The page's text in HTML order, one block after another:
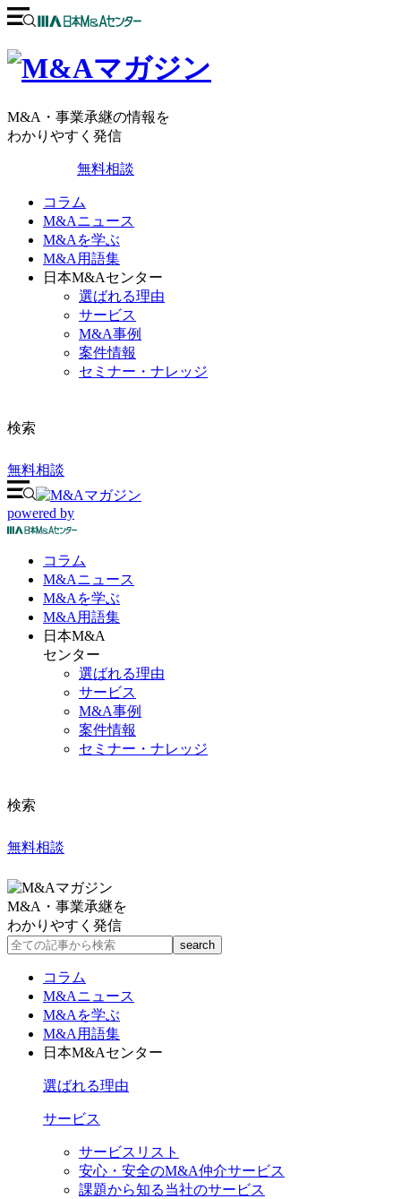
M&A・事業承継の情報を
わかりやすく発信
無料相談
コラム
M&Aニュース
M&Aを学ぶ
M&A用語集
日本M&Aセンター
選ばれる理由
サービス
M&A事例
案件情報
セミナー・ナレッジ
検索
無料相談
powered by
コラム
M&Aニュース
M&Aを学ぶ
M&A 用語集
日本M&A
センター
選ばれる理由
サービス
M&A事例
案件情報
セミナー・ナレッジ
検索
無料相談
M&A・事業承継を
わかりやすく発信
コラム
M&Aニュース
M&Aを学ぶ
M&A用語集
日本M&Aセンター
選ばれる理由
サービス
サービスリスト
安心・安全のM&A仲介サービス
課題から知る当社のサービス